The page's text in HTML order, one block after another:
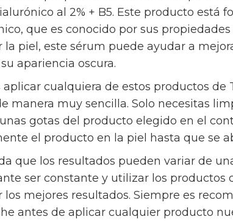
al 2% + B5. Este producto está
que es conocido por sus
la piel, este sérum puede ayudar a
apariencia oscura.
aplicar cualquiera de estos productos de
manera muy sencilla. Solo necesitas
gotas del producto elegido en el
el producto en la piel hasta que se
que los resultados pueden variar de
ser constante y utilizar los productos
los mejores resultados. Siempre es
antes de aplicar cualquier producto